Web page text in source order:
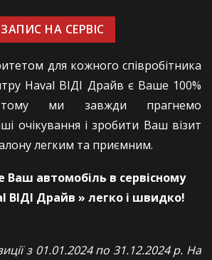
ЗАПИС НА СЕРВІС
для кожного співробітника
Haval ВІДІ Драйв є Ваше 100%
тому ми завжди прагнемо
очікування і зробити Ваш візит
легким та приємним.
Ваш автомобіль в сервісному
ВІДІ Драйв » легко і швидко!
з 01.01.2024 по 31.12.2024 р. На